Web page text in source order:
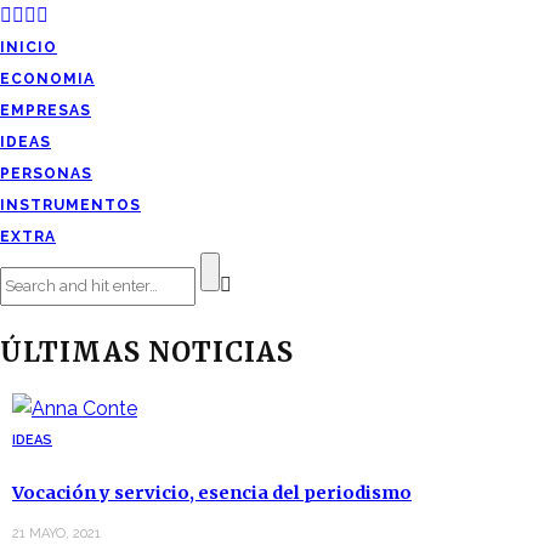
INICIO
ECONOMIA
EMPRESAS
IDEAS
PERSONAS
INSTRUMENTOS
EXTRA
ÚLTIMAS NOTICIAS
IDEAS
Vocación y servicio, esencia del periodismo
21 MAYO, 2021